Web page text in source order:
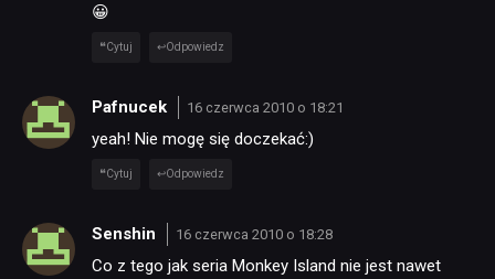
DYSKUSJE
JUŻ GRALIŚMY
😀
Cytuj Odpowiedz
Pafnucek 16 czerwca 2010 o 18:21
yeah! Nie mogę się doczekać:)
Cytuj Odpowiedz
Senshin 16 czerwca 2010 o 18:28
Co z tego jak seria Monkey Island nie jest nawet